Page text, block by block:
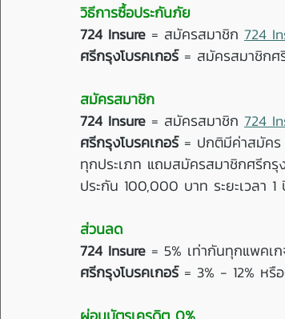
วิธีการซื้อประกันภัย
724 Insure = สมัครสมาชิก 724
ศรีกรุงโบรคเกอร์ = สมัครสมาชิกศ
สมัครสมาชิก
724 Insure = สมัครสมาชิก 724
ศรีกรุงโบรคเกอร์ = ปกติมีค่าสมัคร
ทุกประเภท แถมสมัครสมาชิกศรีก
ประกัน 100,000 บาท ระยะเวลา 1
ส่วนลด
724 Insure = 5% เท่ากันทุกแพคเ
ศรีกรุงโบรคเกอร์ = 3% - 12% หรื